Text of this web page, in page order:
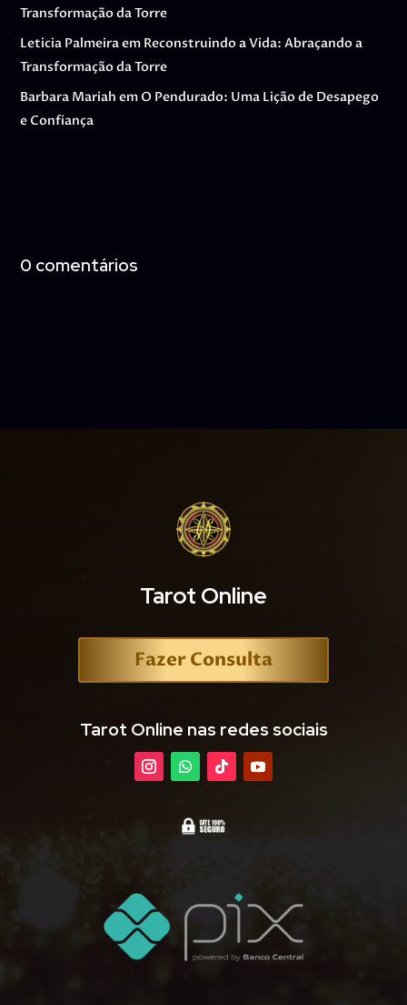
Transformação da Torre
Leticia Palmeiraem Reconstruindo a Vida: Abraçando a
Transformação da Torre
Barbara Mariah em O Pendurado: Uma Lição de Desapego
e Confiança
0 comentários
Tarot Online
Fazer Consulta
Tarot Online nas redes sociais